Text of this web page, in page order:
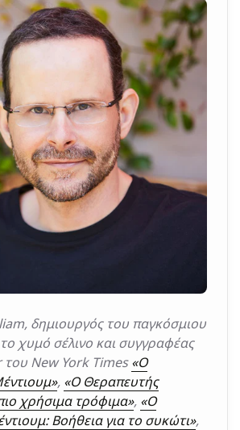
δημιουργός του παγκόσμιου
χυμό σέλινο και συγγραφέας
New York Times«Ο
, «Ο Θεραπευτής
χρήσιμα τρόφιμα», «Ο
Βοήθεια για το συκώτι»,